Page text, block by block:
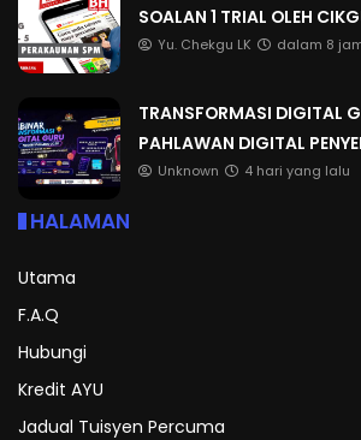
SOALAN 1 TRIAL OLEH
Yu. Chekgu LK dalam 8
TRANSFORMASI DIGITAL
PAHLAWAN DIGITAL
Unknown 4 hari yang lalu
HALAMAN
Utama
F.A.Q
Hubungi
Kredit AYU
Jadual Tuisyen Percuma